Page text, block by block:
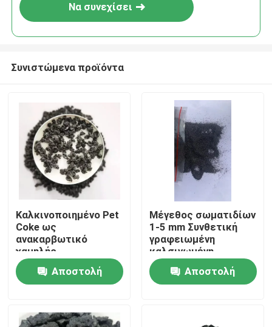
Σπίτι
Προϊόντα
Περίπου εμείς
Να συνεχίσει
Συνιστώμενα προϊόντα
Καλκινοποιημένο Pet
Coke ως
ανακαρβωτικό
χαμηλής
περιεκτικότητας σε
θείο
Καλκινοποιημένο
Αποστολή
Μέγεθος σωματιδίων
1-5 mm Συνθετική
γραφειωμένη
καλσινωμένη
πετρελαϊκή κόκκα
για επένδυση
δισκίων πέδης
Αποστολή